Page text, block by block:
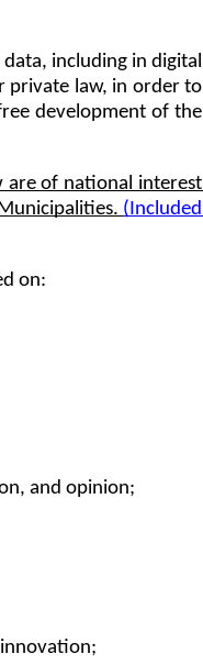
including in digital
private law, in order to
development of the
are of national interest
(Included
on:
and opinion;